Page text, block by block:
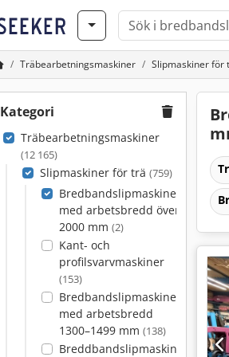
Träbearbetningsmaskiner Slipmaskiner för
Kategori
Träbearbetningsmaskiner
(12 165)
Slipmaskiner för trä (759)
Bredbandslipmaskiner
med arbetsbredd över
2000 mm (2)
Kant- och
profilsvarvmaskiner
(153)
Bredbandslipmaskiner
med arbetsbredd
1300–1499 mm (138)
Breddbandslipmaskiner